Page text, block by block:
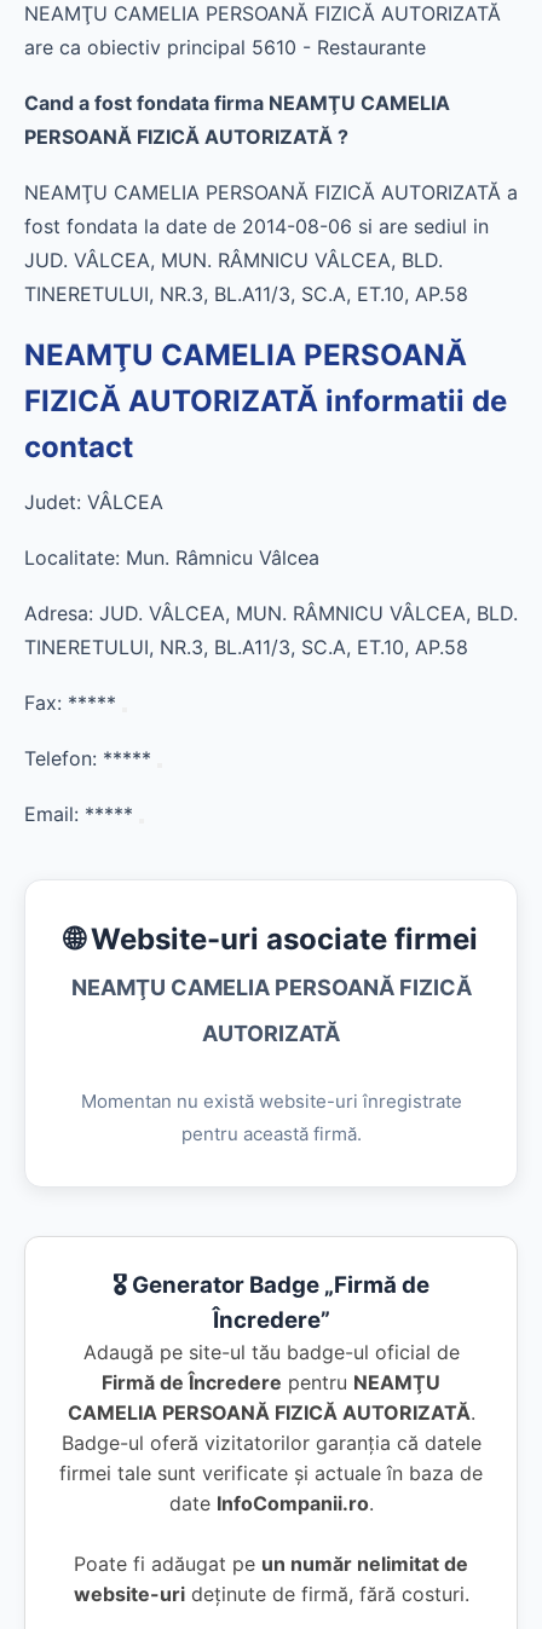
NEAMŢU CAMELIA PERSOANĂ FIZICĂ AUTORIZATĂ
are ca obiectiv principal 5610 - Restaurante
Cand a fost fondata firma NEAMŢU CAMELIA
PERSOANĂ FIZICĂ AUTORIZATĂ ?
NEAMŢU CAMELIA PERSOANĂ FIZICĂ AUTORIZATĂ a
fost fondata la date de 2014-08-06 si are sediul in
JUD. VÂLCEA, MUN. RÂMNICU VÂLCEA, BLD.
TINERETULUI, NR.3, BL.A11/3, SC.A, ET.10, AP.58
NEAMŢU CAMELIA PERSOANĂ
FIZICĂ AUTORIZATĂ informatii de
contact
Judet: VÂLCEA
Localitate: Mun. Râmnicu Vâlcea
Adresa: JUD. VÂLCEA, MUN. RÂMNICU VÂLCEA, BLD.
TINERETULUI, NR.3, BL.A11/3, SC.A, ET.10, AP.58
Fax: *****
Telefon: *****
Email: *****
🌐 Website-uri asociate firmei
NEAMŢU CAMELIA PERSOANĂ FIZICĂ
AUTORIZATĂ
Momentan nu există website-uri înregistrate
pentru această firmă.
🎖️ Generator Badge „Firmă de
Încredere”
Adaugă pe site-ul tău badge-ul oficial de
Firmă de Încredere pentru NEAMŢU
CAMELIA PERSOANĂ FIZICĂ AUTORIZATĂ.
Badge-ul oferă vizitatorilor garanția că datele
firmei tale sunt verificate și actuale în baza de
date InfoCompanii.ro.
Poate fi adăugat pe un număr nelimitat de
website-urideținute de firmă, fără costuri.